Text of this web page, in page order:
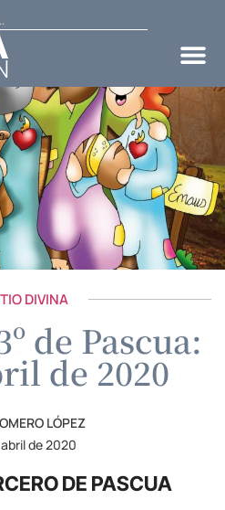
DIVINA
de Pascua:
de 2020
LÓPEZ
de 2020
DE PASCUA